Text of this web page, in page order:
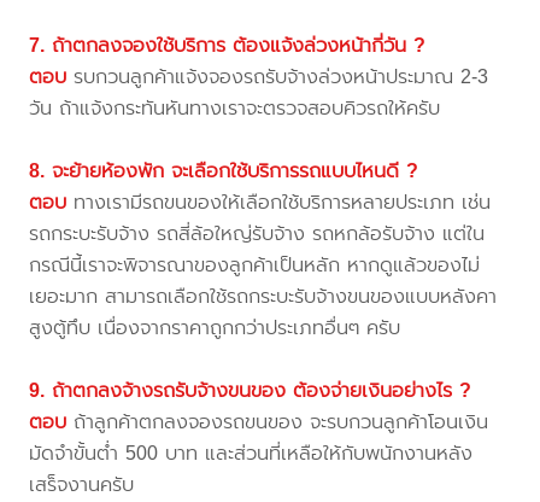
7. ถ้าตกลงจองใช้บริการ ต้องแจ้งล่วงหน้ากี่วัน ?
ตอบ รบกวนลูกค้าแจ้งจองรถรับจ้างล่วงหน้าประมาณ 2-3
วัน ถ้าแจ้งกระทันหันทางเราจะตรวจสอบคิวรถให้ครับ
8. จะย้ายห้องพัก จะเลือกใช้บริการรถแบบไหนดี ?
ตอบ ทางเรามีรถขนของให้เลือกใช้บริการหลายประเภท เช่น
รถกระบะรับจ้าง รถสี่ล้อใหญ่รับจ้าง รถหกล้อรับจ้าง แต่ใน
กรณีนี้เราจะพิจารณาของลูกค้าเป็นหลัก หากดูแล้วของไม่
เยอะมาก สามารถเลือกใช้รถกระบะรับจ้างขนของแบบหลังคา
สูงตู้ทึบ เนื่องจากราคาถูกกว่าประเภทอื่นๆ ครับ
9. ถ้าตกลงจ้างรถรับจ้างขนของ ต้องจ่ายเงินอย่างไร ?
ตอบ ถ้าลูกค้าตกลงจองรถขนของ จะรบกวนลูกค้าโอนเงิน
มัดจำขั้นต่ำ 500 บาท และส่วนที่เหลือให้กับพนักงานหลัง
เสร็จงานครับ